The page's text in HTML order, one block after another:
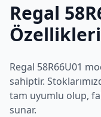
Regal
Regal 58R66U01
sahiptir.
tam uyumlu olup,
sunar.